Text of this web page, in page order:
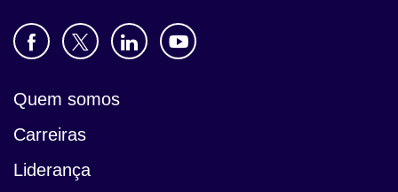
Quem somos
Carreiras
Liderança